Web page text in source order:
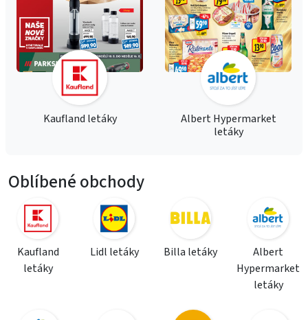
Kaufland letáky
Albert Hypermarket
letáky
Oblíbené obchody
Kaufland
letáky
Lidl letáky Billa letáky
Albert
Hypermarket
letáky